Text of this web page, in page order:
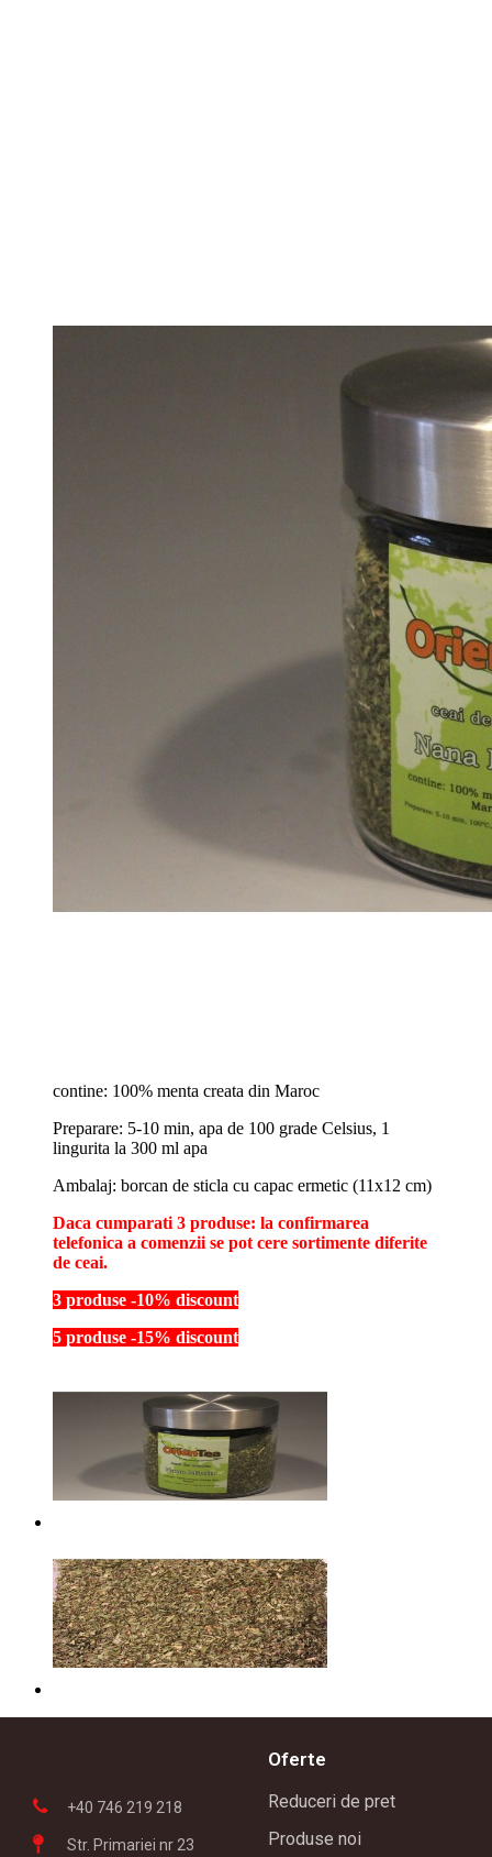
contine: 100% menta creata din Maroc
Preparare: 5-10 min, apa de 100 grade Celsius, 1
lingurita la 300 ml apa
Ambalaj: borcan de sticla cu capac ermetic (11x12 cm)
Daca cumparati 3 produse: la confirmarea
telefonica a comenzii se pot cere sortimente diferite
de ceai.
3 produse -10% discount
5 produse -15% discount
+40 746 219 218
Str. Primariei nr 23
Oferte
Reduceri de pret
Produse noi